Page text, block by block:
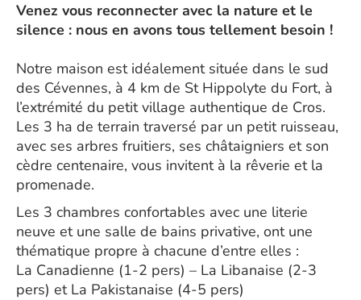
Venez vous reconnecter avec la nature et le
silence : nous en avons tous tellement besoin !
Notre maison est idéalement située dans le sud
des Cévennes, à 4 km de St Hippolyte du Fort, à
l’extrémité du petit village authentique de Cros.
Les 3 ha de terrain traversé par un petit ruisseau,
avec ses arbres fruitiers, ses châtaigniers et son
cèdre centenaire, vous invitent à la rêverie et la
promenade.
Les 3 chambres confortables avec une literie
neuve et une salle de bains privative, ont une
thématique propre à chacune d’entre elles :
La Canadienne (1-2 pers) – La Libanaise (2-3
pers) et La Pakistanaise (4-5 pers)